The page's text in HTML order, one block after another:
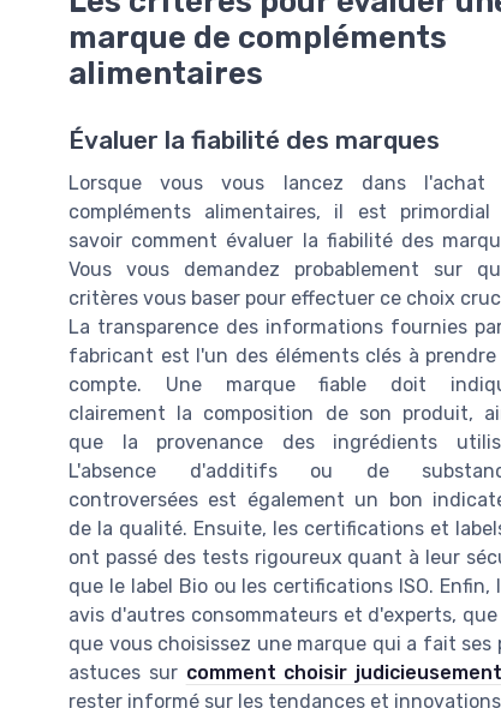
marque de compléments
alimentaires
Évaluer la fiabilité des marques
Lorsque vous vous lancez dans l'achat
compléments alimentaires, il est primordial
savoir comment évaluer la fiabilité des
Vous vous demandez probablement sur
critères vous baser pour effectuer ce choix
La transparence des informations fournies
fabricant est l'un des éléments clés à prendre
compte. Une marque fiable doit
clairement la composition de son produit,
que la provenance des ingrédients
L'absence d'additifs ou de
controversées est également un bon
de la qualité. Ensuite, les certifications et
ont passé des tests rigoureux quant à leur
que le label Bio ou les certifications ISO.
avis d'autres consommateurs et d'experts,
que vous choisissez une marque qui a fait
astuces sur comment choisir judicieusement
rester informé sur les tendances et